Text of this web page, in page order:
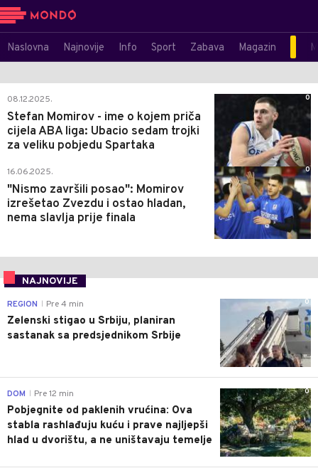
Naslovna Najnovije Info Sport Zabava Magazin
08.12.2025.
Stefan Momirov - ime o kojem priča
cijela ABA liga: Ubacio sedam trojki
za veliku pobjedu Spartaka
0
16.06.2025.
"Nismo završili posao": Momirov
izrešetao Zvezdu i ostao hladan,
nema slavlja prije finala
0
NAJNOVIJE
0
REGION Pre 4 min
Zelenski stigao u Srbiju, planiran
sastanak sa predsjednikom Srbije
0
DOM Pre 12 min
Pobjegnite od paklenih vrućina: Ova
stabla rashlađuju kuću i prave najljepši
hlad u dvorištu, a ne uništavaju temelje